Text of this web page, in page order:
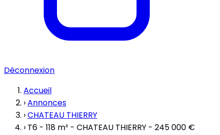
Déconnexion
Accueil
›Annonces
›CHATEAU THIERRY
› T6 - 118 m² - CHATEAU THIERRY - 245 000 €